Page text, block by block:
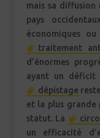
mais sa diffusion
pays
économiques
traitement
d’énormes
ayant un déficit
dépistage
et la plus
statut. La
un efficacité